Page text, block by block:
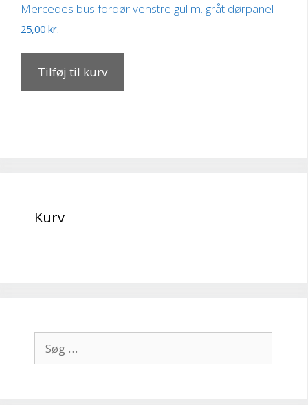
Mercedes bus fordør venstre gul m. gråt dørpanel
25,00 kr.
Tilføj til kurv
Kurv
efter: